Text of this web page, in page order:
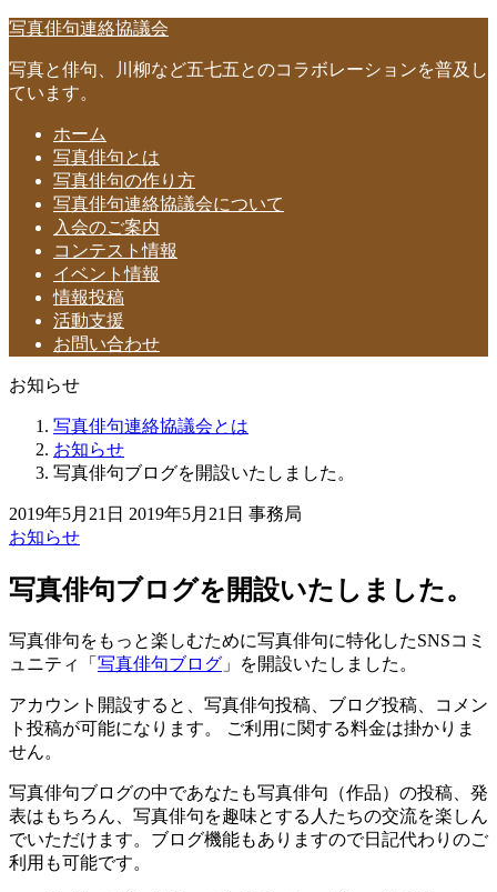
写真俳句連絡協議会
写真と俳句、川柳など五七五とのコラボレーションを普及し
ています。
ホーム
写真俳句とは
写真俳句の作り方
写真俳句連絡協議会について
入会のご案内
コンテスト情報
イベント情報
情報投稿
活動支援
お問い合わせ
お知らせ
写真俳句連絡協議会とは
お知らせ
写真俳句ブログを開設いたしました。
2019年5月21日 2019年5月21日 事務局
お知らせ
写真俳句ブログを開設いたしました。
写真俳句をもっと楽しむために写真俳句に特化したSNSコミ
ュニティ「 写真俳句ブログ 」を開設いたしました。
アカウント開設すると、写真俳句投稿、ブログ投稿、コメン
ト投稿が可能になります。 ご利用に関する料金は掛かりま
せん。
写真俳句ブログの中であなたも写真俳句（作品）の投稿、発
表はもちろん、写真俳句を趣味とする人たちの交流を楽しん
でいただけます。ブログ機能もありますので日記代わりのご
利用も可能です。